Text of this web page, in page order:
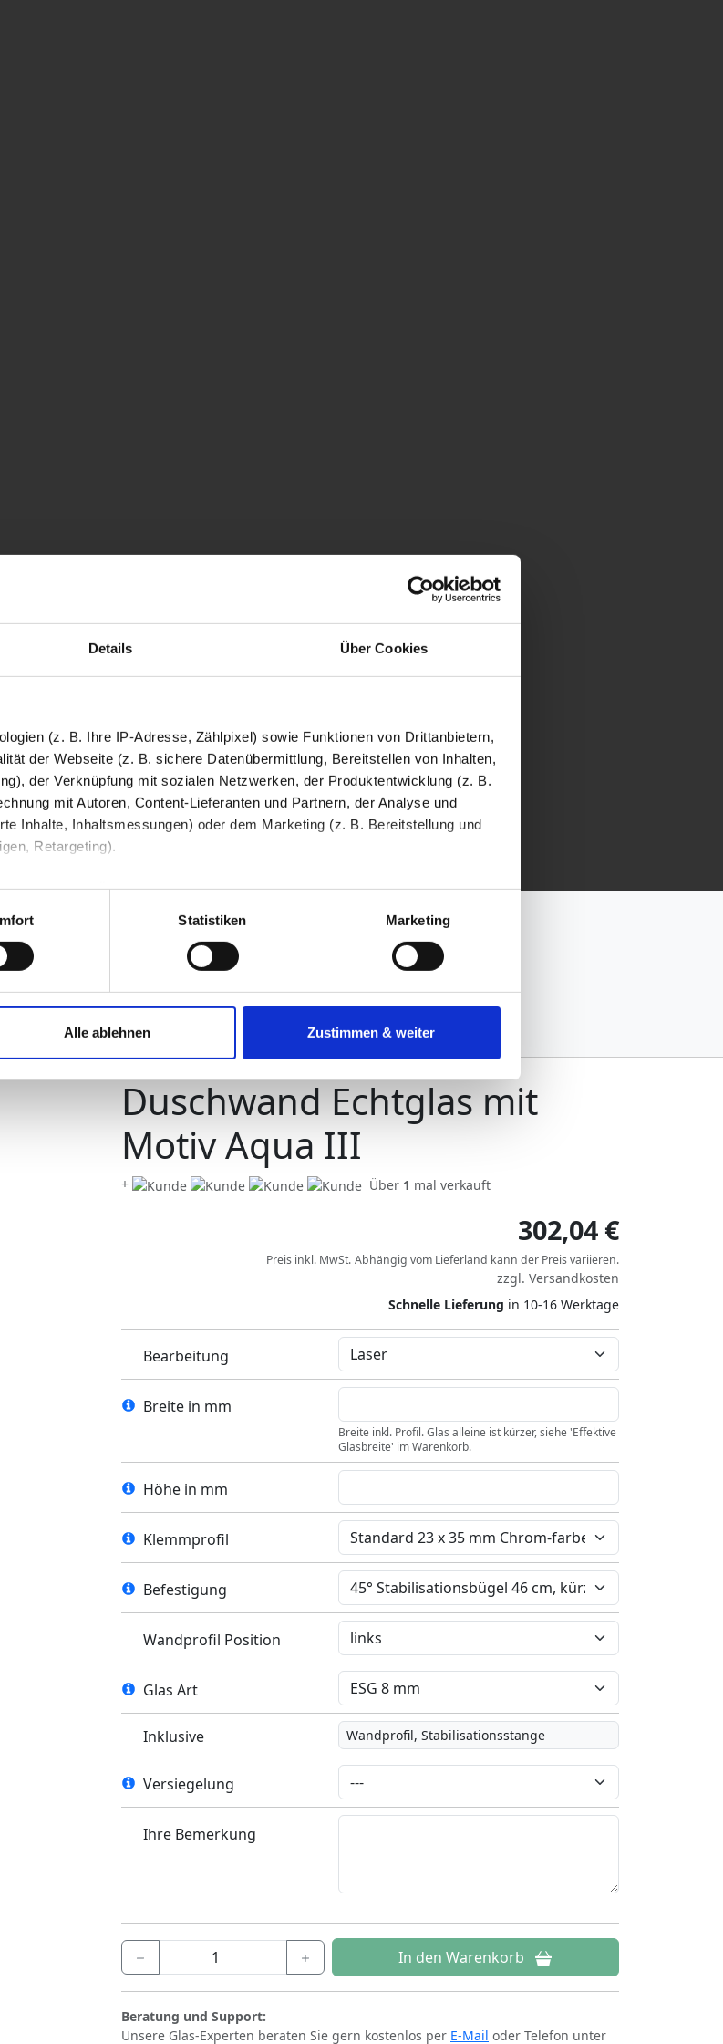
Details Über Cookies
(z. B. Ihre IP-Adresse, Zählpixel) sowie Funktionen von Drittanbietern,
der Webseite (z. B. sichere Datenübermittlung, Bereitstellen von Inhalten,
der Verknüpfung mit sozialen Netzwerken, der Produktentwicklung (z. B.
mit Autoren, Content-Lieferanten und Partnern, der Analyse und
Inhalte, Inhaltsmessungen) oder dem Marketing (z. B. Bereitstellung und
Retargeting).
nachlesen. Über den Link "Cookies" am Seitenende können Sie mehr über
und die von Ihnen gewünschten Einstellungen vornehmen.
willigen Sie in die Verarbeitung Ihrer personenbezogenen Daten zu den
Statistiken Marketing
Alle ablehnen Zustimmen & weiter
Duschwand Echtglas mit
Motiv Aqua III
+ Über 1 mal verkauft
302,04 €
Preis inkl. MwSt. Abhängig vom Lieferland kann der Preis variieren.
zzgl. Versandkosten
Schnelle Lieferung in 10-16 Werktage
Bearbeitung
Breite in mm
Breite inkl. Profil. Glas alleine ist kürzer, siehe 'Effektive
Glasbreite' im Warenkorb.
Höhe in mm
Klemmprofil
Befestigung
Wandprofil Position
Glas Art
Inklusive Wandprofil, Stabilisationsstange
Versiegelung
Ihre Bemerkung
In den Warenkorb
Beratung und Support:
Unsere Glas-Experten beraten Sie gern kostenlos per E-Mail oder Telefon unter